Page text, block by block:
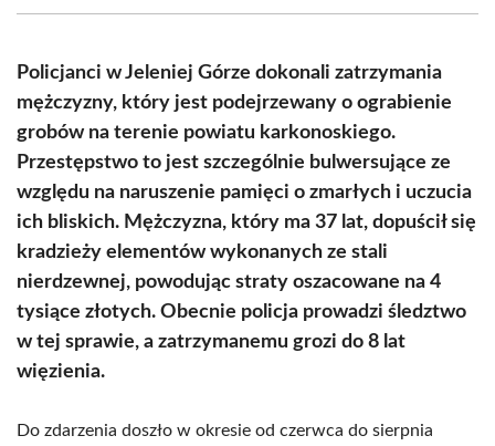
(Twitter)
Policjanci w Jeleniej Górze dokonali zatrzymania
mężczyzny, który jest podejrzewany o ograbienie
grobów na terenie powiatu karkonoskiego.
Przestępstwo to jest szczególnie bulwersujące ze
względu na naruszenie pamięci o zmarłych i uczucia
ich bliskich. Mężczyzna, który ma 37 lat, dopuścił się
kradzieży elementów wykonanych ze stali
nierdzewnej, powodując straty oszacowane na 4
tysiące złotych. Obecnie policja prowadzi śledztwo
w tej sprawie, a zatrzymanemu grozi do 8 lat
więzienia.
Do zdarzenia doszło w okresie od czerwca do sierpnia